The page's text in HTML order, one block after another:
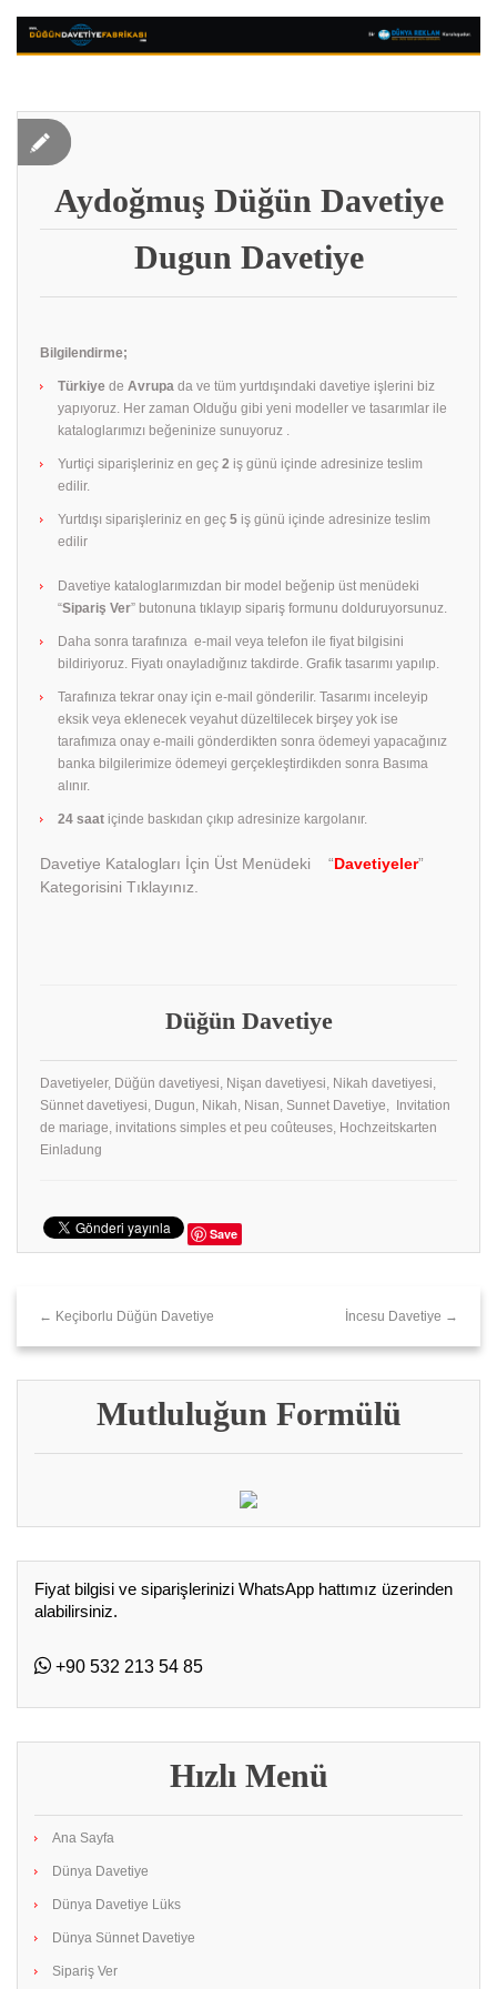
Aydoğmuş Düğün Davetiye
Dugun Davetiye
Bilgilendirme;
Türkiye de Avrupa da ve tüm yurtdışındaki davetiye işlerini biz
yapıyoruz. Her zaman Olduğu gibi yeni modeller ve tasarımlar ile
kataloglarımızı beğeninize sunuyoruz .
Yurtiçi siparişleriniz en geç 2 iş günü içinde adresinize teslim
edilir.
Yurtdışı siparişleriniz en geç 5 iş günü içinde adresinize teslim
edilir
Davetiye kataloglarımızdan bir model beğenip üst menüdeki
“Sipariş Ver” butonuna tıklayıp sipariş formunu dolduruyorsunuz.
Daha sonra tarafınıza e-mail veya telefon ile fiyat bilgisini
bildiriyoruz. Fiyatı onayladığınız takdirde. Grafik tasarımı yapılıp.
Tarafınıza tekrar onay için e-mail gönderilir. Tasarımı inceleyip
eksik veya eklenecek veyahut düzeltilecek birşey yok ise
tarafımıza onay e-maili gönderdikten sonra ödemeyi yapacağınız
banka bilgilerimize ödemeyi gerçekleştirdikden sonra Basıma
alınır.
24 saat içinde baskıdan çıkıp adresinize kargolanır.
Davetiye Katalogları İçin Üst Menüdeki “Davetiyeler”
Kategorisini Tıklayınız.
Düğün Davetiye
Davetiyeler, Düğün davetiyesi, Nişan davetiyesi, Nikah davetiyesi,
Sünnet davetiyesi, Dugun, Nikah, Nisan, Sunnet Davetiye, Invitation
de mariage, invitations simples et peu coûteuses, Hochzeitskarten
Einladung
Save
← Keçiborlu Düğün Davetiye İncesu Davetiye →
Mutluluğun Formülü
Fiyat bilgisi ve siparişlerinizi WhatsApp hattımız üzerinden
alabilirsiniz.
+90 532 213 54 85
Hızlı Menü
Ana Sayfa
Dünya Davetiye
Dünya Davetiye Lüks
Dünya Sünnet Davetiye
Sipariş Ver